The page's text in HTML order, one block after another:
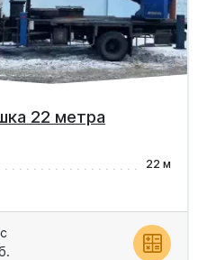
22 метра
22 м